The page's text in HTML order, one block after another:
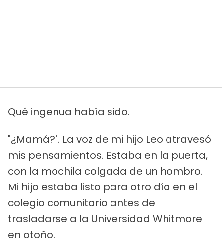
Qué ingenua había sido.
"¿Mamá?". La voz de mi hijo Leo atravesó
mis pensamientos. Estaba en la puerta,
con la mochila colgada de un hombro.
Mi hijo estaba listo para otro día en el
colegio comunitario antes de
trasladarse a la Universidad Whitmore
en otoño.